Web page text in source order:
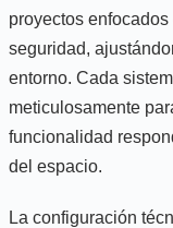
proyectos
seguridad,
entorno. Cada
meticulosamente
funcionalidad
del espacio.
La configuración